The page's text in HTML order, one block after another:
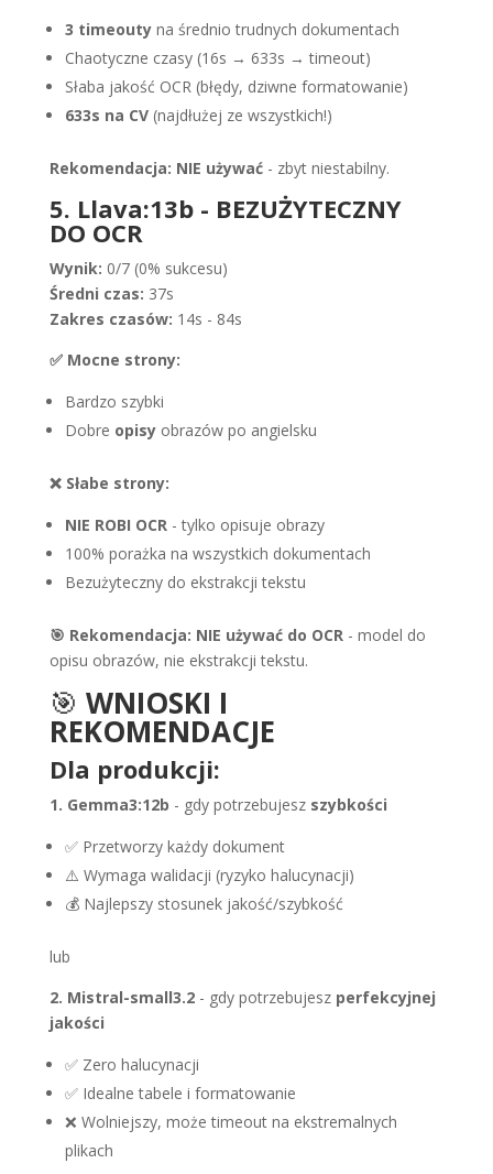
3 timeoutyna średnio trudnych dokumentach
Chaotyczne czasy (16s → 633s → timeout)
Słaba jakość OCR (błędy, dziwne formatowanie)
633s na CV(najdłużej ze wszystkich!)
Rekomendacja: NIE używać- zbyt niestabilny.
5. Llava:13b - BEZUŻYTECZNY
DO OCR
Wynik: 0/7 (0% sukcesu)
Średni czas: 37s
Zakres czasów: 14s - 84s
✅ Mocne strony:
Bardzo szybki
Dobre opisyobrazów po angielsku
❌ Słabe strony:
NIE ROBI OCR- tylko opisuje obrazy
100% porażka na wszystkich dokumentach
Bezużyteczny do ekstrakcji tekstu
🎯 Rekomendacja: NIE używać do OCR- model do
opisu obrazów, nie ekstrakcji tekstu.
🎯 WNIOSKI I
REKOMENDACJE
Dla produkcji:
1. Gemma3:12b - gdy potrzebujesz szybkości
✅ Przetworzy każdy dokument
⚠️ Wymaga walidacji (ryzyko halucynacji)
💰 Najlepszy stosunek jakość/szybkość
lub
2. Mistral-small3.2- gdy potrzebujesz perfekcyjnej
jakości
✅ Zero halucynacji
✅ Idealne tabele i formatowanie
❌ Wolniejszy, może timeout na ekstremalnych
plikach